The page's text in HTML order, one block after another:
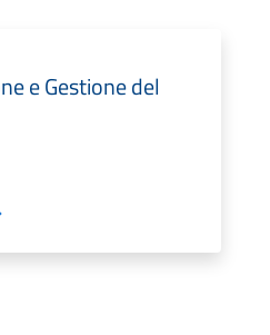
e Gestione del